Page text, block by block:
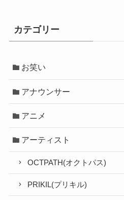
カテゴリー
お笑い
アナウンサー
アニメ
アーティスト
OCTPATH(オクトパス)
PRIKIL(プリキル)